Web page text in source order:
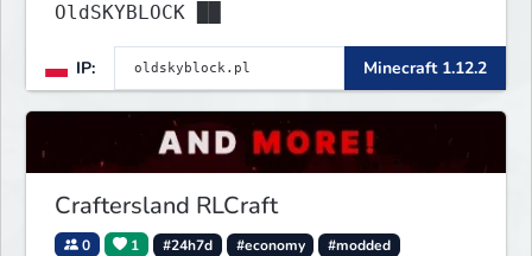
OldSKYBLOCK ██
IP: Minecraft 1.12.2
Craftersland RLCraft
0 1 #24h7d #economy #modded